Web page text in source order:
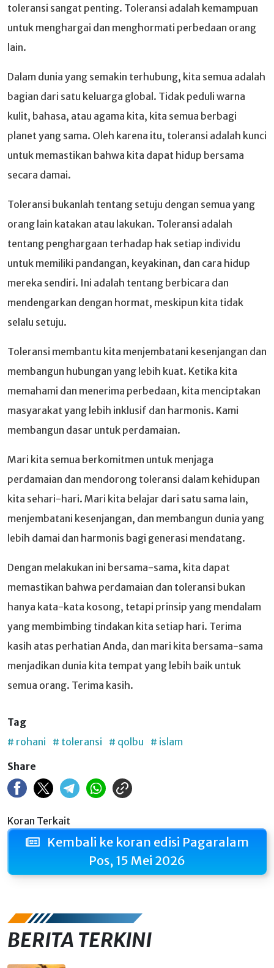
toleransi sangat penting. Toleransi adalah kemampuan
untuk menghargai dan menghormati perbedaan orang
lain.
Dalam dunia yang semakin terhubung, kita semua adalah
bagian dari satu keluarga global. Tidak peduli warna
kulit, bahasa, atau agama kita, kita semua berbagi
planet yang sama. Oleh karena itu, toleransi adalah kunci
untuk memastikan bahwa kita dapat hidup bersama
secara damai.
Toleransi bukanlah tentang setuju dengan semua yang
orang lain katakan atau lakukan. Toleransi adalah
tentang penghargaan terhadap hak setiap individu
untuk memiliki pandangan, keyakinan, dan cara hidup
mereka sendiri. Ini adalah tentang berbicara dan
mendengarkan dengan hormat, meskipun kita tidak
selalu setuju.
Toleransi membantu kita menjembatani kesenjangan dan
membangun hubungan yang lebih kuat. Ketika kita
memahami dan menerima perbedaan, kita menciptakan
masyarakat yang lebih inklusif dan harmonis. Kami
membangun dasar untuk perdamaian.
Mari kita semua berkomitmen untuk menjaga
perdamaian dan mendorong toleransi dalam kehidupan
kita sehari-hari. Mari kita belajar dari satu sama lain,
menjembatani kesenjangan, dan membangun dunia yang
lebih damai dan harmonis bagi generasi mendatang.
Dengan melakukan ini bersama-sama, kita dapat
memastikan bahwa perdamaian dan toleransi bukan
hanya kata-kata kosong, tetapi prinsip yang mendalam
yang membimbing tindakan kita setiap hari. Terima
kasih atas perhatian Anda, dan mari kita bersama-sama
menjadikan dunia kita tempat yang lebih baik untuk
semua orang. Terima kasih.
Tag
# rohani
# toleransi # qolbu
# islam
Share
Koran Terkait
Kembali ke koran edisi Pagaralam
Pos, 15 Mei 2026
BERITA TERKINI